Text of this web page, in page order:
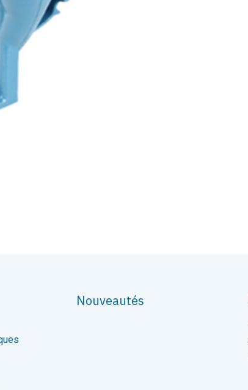
Nouveautés